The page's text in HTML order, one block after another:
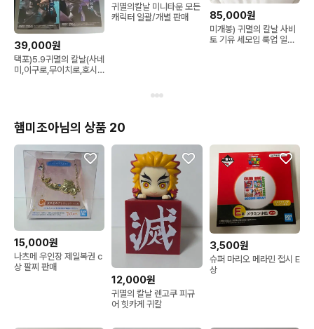
39,000원
택포)5.9귀멸의 칼날(사네
미,이구로,무이치로,호시
귀멸의칼날 미니타운 모든
캐릭터 일괄/개별 판매
85,000원
미개봉) 귀멸의 칼날 사비
토 기유 세모입 룩업 일괄
햄미조아님의 상품 20
15,000원
나츠메 우인장 제일복권 c
상 팔찌 판매
12,000원
귀멸의 칼날 렌고쿠 피규
어 힛카게 귀칼
3,500원
슈퍼 마리오 메라민 접시 E
상